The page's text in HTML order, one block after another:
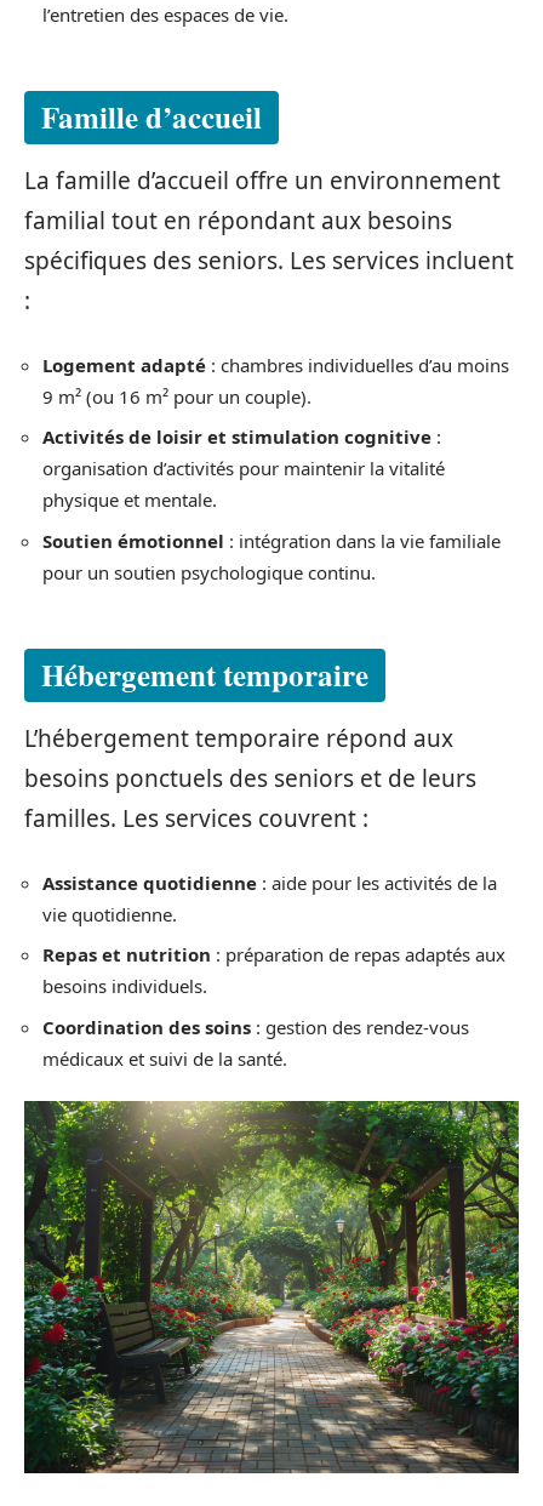
l’entretien des espaces de vie.
Famille d’accueil
La famille d’accueil offre un environnement
familial tout en répondant aux besoins
spécifiques des seniors. Les services incluent
:
Logement adapté : chambres individuelles d’au moins
9 m² (ou 16 m² pour un couple).
Activités de loisir et stimulation cognitive :
organisation d’activités pour maintenir la vitalité
physique et mentale.
Soutien émotionnel : intégration dans la vie familiale
pour un soutien psychologique continu.
Hébergement temporaire
L’hébergement temporaire répond aux
besoins ponctuels des seniors et de leurs
familles. Les services couvrent :
Assistance quotidienne : aide pour les activités de la
vie quotidienne.
Repas et nutrition : préparation de repas adaptés aux
besoins individuels.
Coordination des soins : gestion des rendez-vous
médicaux et suivi de la santé.